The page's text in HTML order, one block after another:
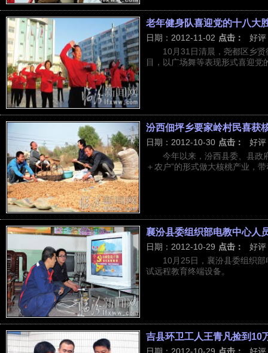
老年健身队喜迎党的十八大
日期：2012-11-02 点击：
好评
10月31日清晨，尧都区乡
目，以广场舞等表现形式喜迎党
汾西佃坪乡要家岭村民喜获
日期：2012-10-30 点击：
好评
今年以来，汾西县委、县政
＋农户”的形式做大核桃产业，
襄汾县委组织部电教中心人
日期：2012-10-29 点击：
好评
10月25日，襄汾县委组织
试远程教育终端设备。
吉县环卫工人王青凡捡到10